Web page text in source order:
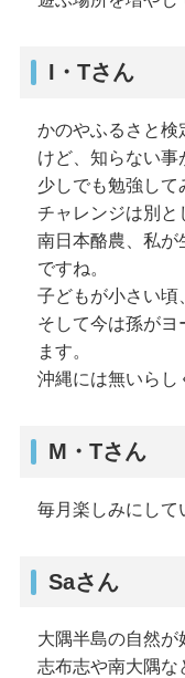
I・Tさん
かのやふるさと検
けど、知らない事
少しでも勉強して
チャレンジは別と
南日本酪農、私が
ですね。
子どもが小さい頃
そして今は孫がヨ
ます。
沖縄には無いらし
M・Tさん
毎月楽しみにして
Saさん
大隅半島の自然が
志布志や南大隅な